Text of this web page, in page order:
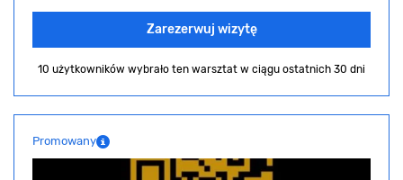
Zarezerwuj wizytę
10 użytkowników wybrało ten warsztat w ciągu ostatnich 30 dni
Promowany